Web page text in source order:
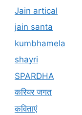
Jain artical
jain santa
kumbhamela
shayri
SPARDHA
करियर जगत
कविताएं